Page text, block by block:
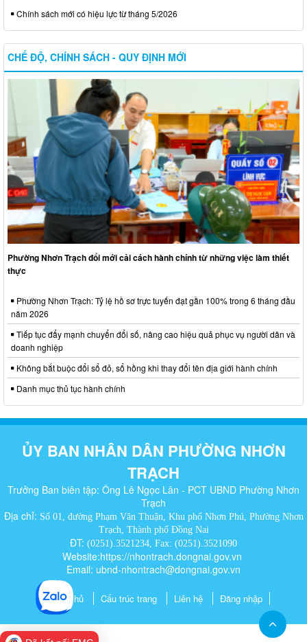
Chính sách mới có hiệu lực từ tháng 5/2026
CHẾ ĐỘ, CHÍNH SÁCH - QUY ĐỊNH MỚI
Phường Nhơn Trạch đổi mới cải cách hành chính từ những việc làm thiết
thực
Phường Nhơn Trạch: Tỷ lệ hồ sơ trực tuyến đạt gần 100% trong 6 tháng đầu
năm 2026
Tiếp tục đẩy mạnh chuyển đổi số, nâng cao hiệu quả phục vụ người dân và
doanh nghiệp
Không bắt buộc đổi sổ đỏ, sổ hồng khi thay đổi tên địa giới hành chính
Danh mục thủ tục hành chính
ỦY BAN NHÂN DÂN PHƯỜNG NHƠN
TRẠCH
Trưởng Ban biên tập: Ông Lê Ngọc Lân - PCT UBND Phường Nhơn
Trạch
Địa chỉ: Số 01, đường Phạm Văn Thuận, Khu phố Nhơn Phú, Phường Nhơn
Trạch, Thành phố Đồng Nai
ĐT: (0251).3521234, Fax: (0251).3521090
Website:https://nhontrach.dongnai.gov.vn
Email: ubnd-nhontrach@dongnai.gov.vn​
Trang chủ Cấu trúc trang Liên hệ Đăng nhập